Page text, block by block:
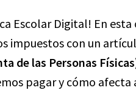
Escolar Digital! En
impuestos con un
de las Personas Físicas
pagar y cómo afecta